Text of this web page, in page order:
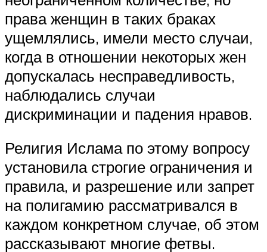
права женщин в таких браках
ущемлялись, имели место случаи,
когда в отношении некоторых жен
допускалась несправедливость,
наблюдались случаи
дискриминации и падения нравов.
Религия Ислама по этому вопросу
установила строгие ограничения и
правила, и разрешение или запрет
на полигамию рассматривался в
каждом конкретном случае, об этом
рассказывают многие фетвы.